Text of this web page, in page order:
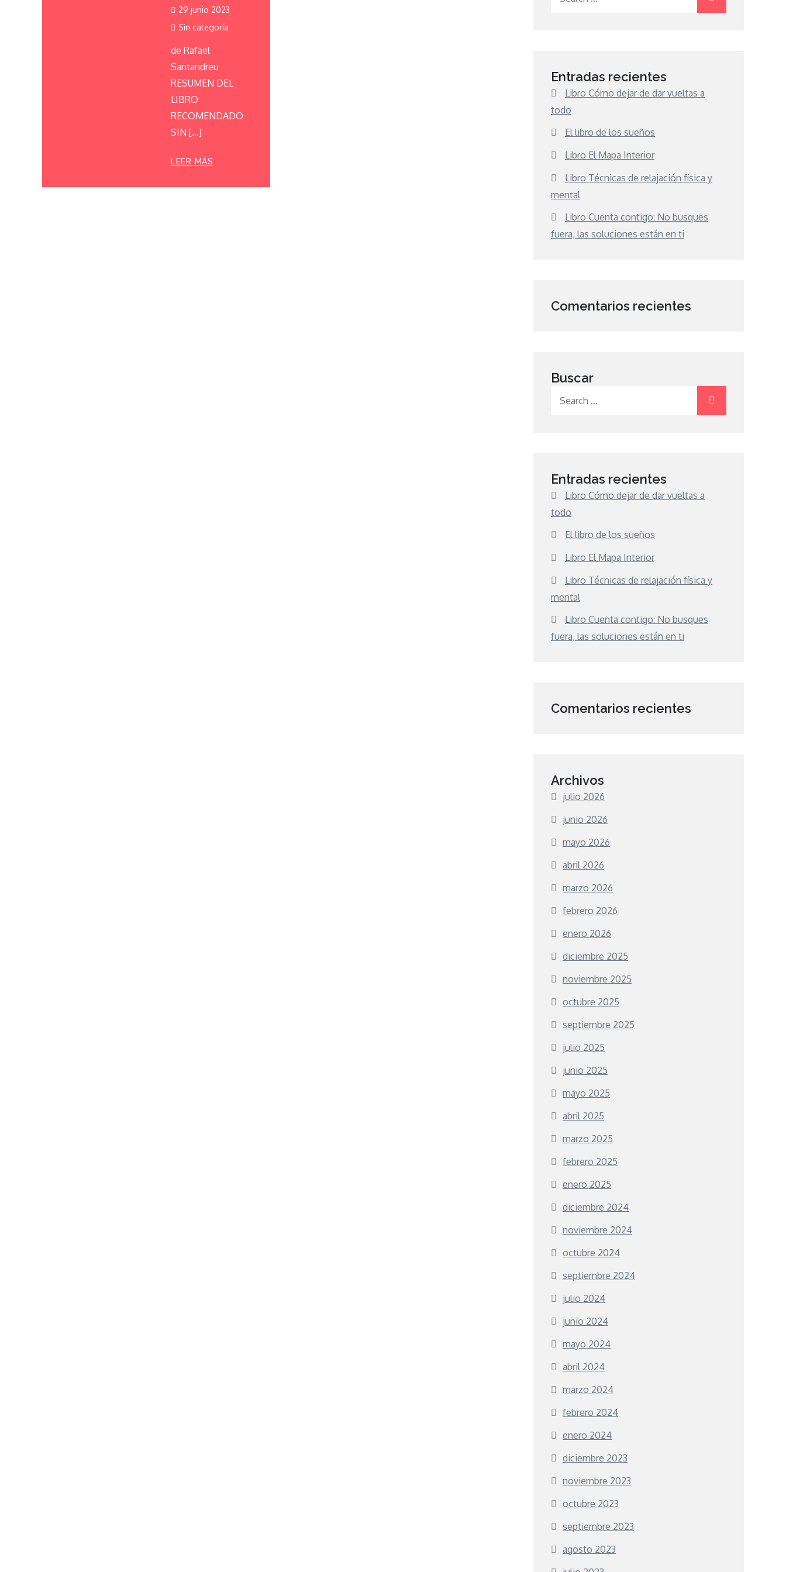
29 junio 2023
Sin categoría
de Rafael
Santandreu
RESUMEN DEL
LIBRO
RECOMENDADO
SIN […]
LEER MÁS
Entradas recientes
Libro Cómo dejar de dar vueltas a
todo
El libro de los sueños
Libro El Mapa Interior
Libro Técnicas de relajación física y
mental
Libro Cuenta contigo: No busques
fuera, las soluciones están en ti
Comentarios recientes
Buscar
Entradas recientes
Libro Cómo dejar de dar vueltas a
todo
El libro de los sueños
Libro El Mapa Interior
Libro Técnicas de relajación física y
mental
Libro Cuenta contigo: No busques
fuera, las soluciones están en ti
Comentarios recientes
Archivos
julio 2026
junio 2026
mayo 2026
abril 2026
marzo 2026
febrero 2026
enero 2026
diciembre 2025
noviembre 2025
octubre 2025
septiembre 2025
julio 2025
junio 2025
mayo 2025
abril 2025
marzo 2025
febrero 2025
enero 2025
diciembre 2024
noviembre 2024
octubre 2024
septiembre 2024
julio 2024
junio 2024
mayo 2024
abril 2024
marzo 2024
febrero 2024
enero 2024
diciembre 2023
noviembre 2023
octubre 2023
septiembre 2023
agosto 2023